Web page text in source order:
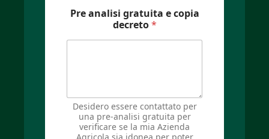
Pre analisi gratuita e copia
decreto*
Desidero essere contattato per
una pre-analisi gratuita per
verificare se la mia Azienda